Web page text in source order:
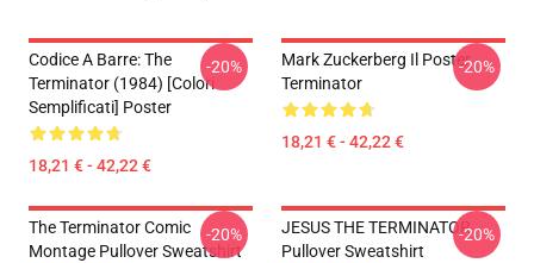
Codice A Barre: The
Terminator (1984) [Colori
Semplificati] Poster
18,21 € - 42,22 €
-20%
Mark Zuckerberg Il Poster
Terminator
18,21 € - 42,22 €
-20%
The Terminator Comic
Montage Pullover Sweatshirt
-20%
JESUS THE TERMINATOR
Pullover Sweatshirt
-20%